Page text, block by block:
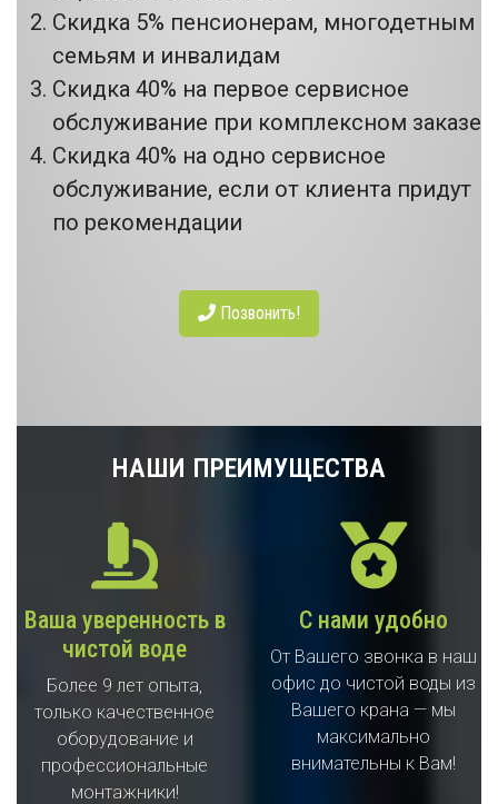
Скидка 5% пенсионерам, многодетным
семьям и инвалидам
Скидка 40% на первое сервисное
обслуживание при комплексном заказе
Скидка 40% на одно сервисное
обслуживание, если от клиента придут
по рекомендации
Позвонить!
НАШИ ПРЕИМУЩЕСТВА
Ваша уверенность в
чистой воде
Более 9 лет опыта,
только качественное
оборудование и
профессиональные
монтажники!
С нами удобно
От Вашего звонка в наш
офис до чистой воды из
Вашего крана — мы
максимально
внимательны к Вам!